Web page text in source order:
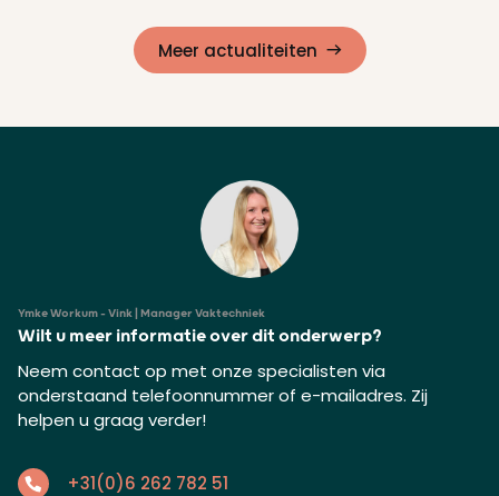
Meer actualiteiten
Ymke Workum - Vink | Manager Vaktechniek
Wilt u meer informatie over dit onderwerp?
Neem contact op met onze specialisten via
onderstaand telefoonnummer of e-mailadres. Zij
helpen u graag verder!
+31(0)6 262 782 51